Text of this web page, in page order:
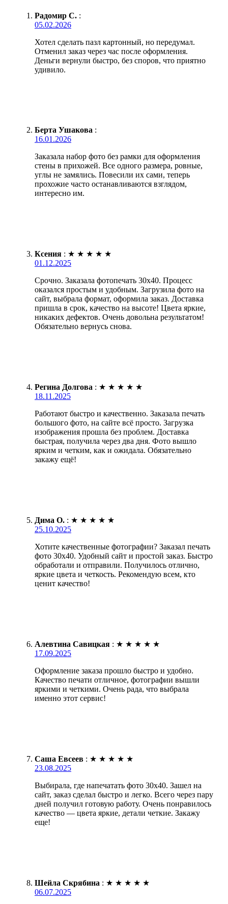
Радомир С. :
05.02.2026
Хотел сделать пазл картонный, но передумал.
Отменил заказ через час после оформления.
Деньги вернули быстро, без споров, что приятно
удивило.
Берта Ушакова :
16.01.2026
Заказала набор фото без рамки для оформления
стены в прихожей. Все одного размера, ровные,
углы не замялись. Повесили их сами, теперь
прохожие часто останавливаются взглядом,
интересно им.
Ксения : ★ ★ ★ ★ ★
01.12.2025
Срочно. Заказала фотопечать 30х40. Процесс
оказался простым и удобным. Загрузила фото на
сайт, выбрала формат, оформила заказ. Доставка
пришла в срок, качество на высоте! Цвета яркие,
никаких дефектов. Очень довольна результатом!
Обязательно вернусь снова.
Регина Долгова : ★ ★ ★ ★ ★
18.11.2025
Работают быстро и качественно. Заказала печать
большого фото, на сайте всё просто. Загрузка
изображения прошла без проблем. Доставка
быстрая, получила через два дня. Фото вышло
ярким и четким, как и ожидала. Обязательно
закажу ещё!
Дима О. : ★ ★ ★ ★ ★
25.10.2025
Хотите качественные фотографии? Заказал печать
фото 30х40. Удобный сайт и простой заказ. Быстро
обработали и отправили. Получилось отлично,
яркие цвета и четкость. Рекомендую всем, кто
ценит качество!
Алевтина Савицкая : ★ ★ ★ ★ ★
17.09.2025
Оформление заказа прошло быстро и удобно.
Качество печати отличное, фотографии вышли
яркими и четкими. Очень рада, что выбрала
именно этот сервис!
Саша Евсеев : ★ ★ ★ ★ ★
23.08.2025
Выбирала, где напечатать фото 30х40. Зашел на
сайт, заказ сделал быстро и легко. Всего через пару
дней получил готовую работу. Очень понравилось
качество — цвета яркие, детали четкие. Закажу
еще!
Шейла Скрябина : ★ ★ ★ ★ ★
06.07.2025